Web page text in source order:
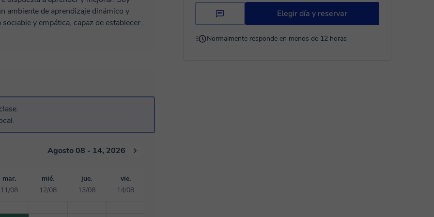
Elegir día y reservar
Normalmente responde en menos de 12 horas
ambiente de aprendizaje dinámico y
y empática, capaz de establecer
críticas y creativas que les beneficien
mi pasión por la literatura con mis
Agosto 08 - 14, 2026
mar.
11/08
mié.
12/08
jue.
13/08
vie.
14/08